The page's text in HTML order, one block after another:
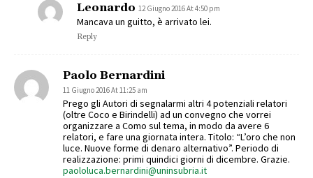
Leonardo 12 Giugno 2016 At 4:50 pm
Mancava un guitto, è arrivato lei.
Reply
Paolo Bernardini
11 Giugno 2016 At 11:25 am
Prego gli Autori di segnalarmi altri 4 potenziali relatori
(oltre Coco e Birindelli) ad un convegno che vorrei
organizzare a Como sul tema, in modo da avere 6
relatori, e fare una giornata intera. Titolo: “L’oro che non
luce. Nuove forme di denaro alternativo”. Periodo di
realizzazione: primi quindici giorni di dicembre. Grazie.
paololuca.bernardini@uninsubria.it